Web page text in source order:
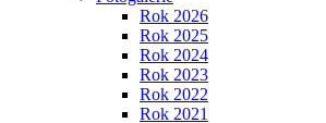
Rok 2026
Rok 2025
Rok 2024
Rok 2023
Rok 2022
Rok 2021